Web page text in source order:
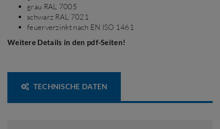
grau RAL 7005
schwarz RAL 7021
feuerverzinkt nach EN ISO 1461
Weitere Details in den pdf-Seiten!
TECHNISCHE DATEN